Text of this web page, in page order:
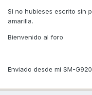
Si no hubieses escrito sin
amarilla.
Bienvenido al foro
Enviado desde mi SM-